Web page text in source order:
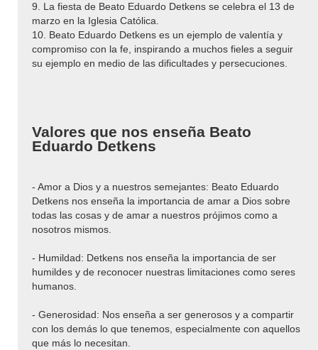
9. La fiesta de Beato Eduardo Detkens se celebra el 13 de
marzo en la Iglesia Católica.
10. Beato Eduardo Detkens es un ejemplo de valentía y
compromiso con la fe, inspirando a muchos fieles a seguir
su ejemplo en medio de las dificultades y persecuciones.
Valores que nos enseña Beato
Eduardo Detkens
- Amor a Dios y a nuestros semejantes: Beato Eduardo
Detkens nos enseña la importancia de amar a Dios sobre
todas las cosas y de amar a nuestros prójimos como a
nosotros mismos.
- Humildad: Detkens nos enseña la importancia de ser
humildes y de reconocer nuestras limitaciones como seres
humanos.
- Generosidad: Nos enseña a ser generosos y a compartir
con los demás lo que tenemos, especialmente con aquellos
que más lo necesitan.